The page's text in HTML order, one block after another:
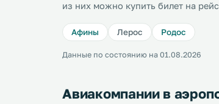
из них можно купить билет на
Афины Лерос Родос
Данные по состоянию на 01.08.2026
Авиакомпании в